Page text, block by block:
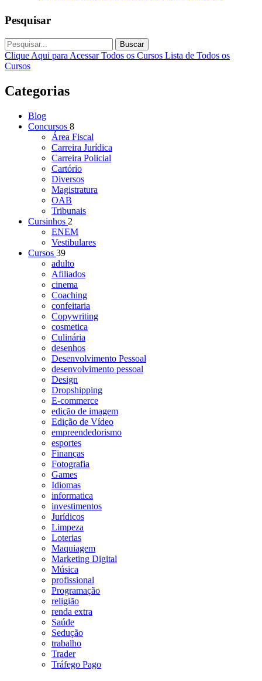
Pesquisar
Buscar
Clique Aqui para Acessar Todos os Cursos Lista de Todos os
Cursos
Categorias
Blog
Concursos 8
Área Fiscal
Carreira Jurídica
Carreira Policial
Cartório
Diversos
Magistratura
OAB
Tribunais
Cursinhos 2
ENEM
Vestibulares
Cursos 39
adulto
Afiliados
cinema
Coaching
confeitaria
Copywriting
cosmetica
Culinária
desenhos
Desenvolvimento Pessoal
desenvolvimento pessoal
Design
Dropshipping
E-commerce
edição de imagem
Edição de Vídeo
empreendedorismo
esportes
Finanças
Fotografia
Games
Idiomas
informatica
investimentos
Jurídicos
Limpeza
Loterias
Maquiagem
Marketing Digital
Música
profissional
Programação
religião
renda extra
Saúde
Sedução
trabalho
Trader
Tráfego Pago